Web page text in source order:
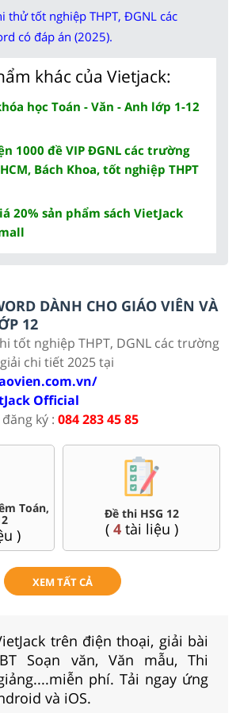
thử tốt nghiệp THPT, ĐGNL các
có đáp án (2025).
khác của Vietjack:
học Toán - Văn - Anh lớp 1-12
1000 đề VIP ĐGNL các trường
Bách Khoa, tốt nghiệp THPT
20% sản phẩm sách VietJack
DÀNH CHO GIÁO VIÊN VÀ
12
tốt nghiệp THPT, DGNL các trường
chi tiết 2025 tại
Official
ký : 084 283 45 85
Toán,
)
Đề thi HSG 12
( 4tài liệu )
XEM TẤT CẢ
trên điện thoại, giải bài
Soạn văn, Văn mẫu, Thi
phí. Tải ngay ứng
và iOS.